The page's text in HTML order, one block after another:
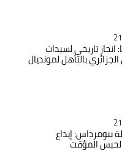
تاريخي لسيدات
بالتأهل لمونديال
إيداع
المؤقت